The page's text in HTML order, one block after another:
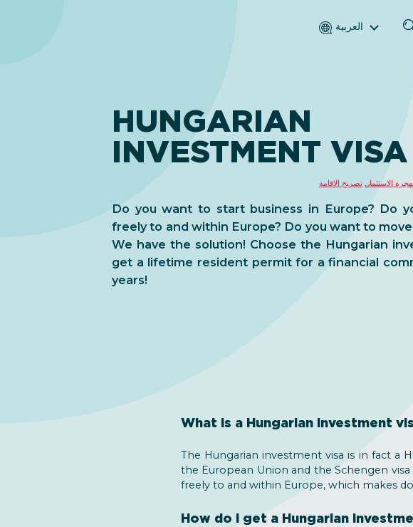
العربية
Español (الإسبانية)
简体中文 (الصينية المبسطة)
HUNGARIAN
INVESTMENT VISA
الاستثمار تصريح الإقامة
Do you want to start business in Europe? Do
freely to and within Europe? Do you want to
We have the solution! Choose the Hungarian
get a lifetime resident permit for a financial
years!
What is a Hungarian investment
The Hungarian investment visa is in fact a
the European Union and the Schengen
freely to and within Europe, which makes
How do I get a Hungarian